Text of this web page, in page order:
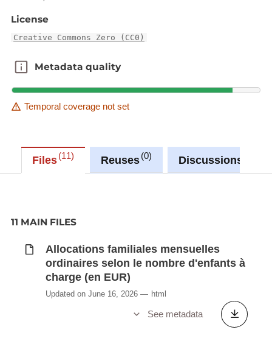
familiales mensuelles selon le nombre
Indemnité pour congé parental (en EUR)
Synchronisé automatiquement depuis labase de
données LUSTAT
License
Creative Commons Zero (CC0)
Metadata quality
Metadata quality
Temporal coverage not set
Files 11 Reuses 0 Discussions
11 MAIN FILES
Allocations familiales mensuelles
ordinaires selon le nombre d'enfants à
charge (en EUR)
Updated on June 16, 2026 html
See metadata